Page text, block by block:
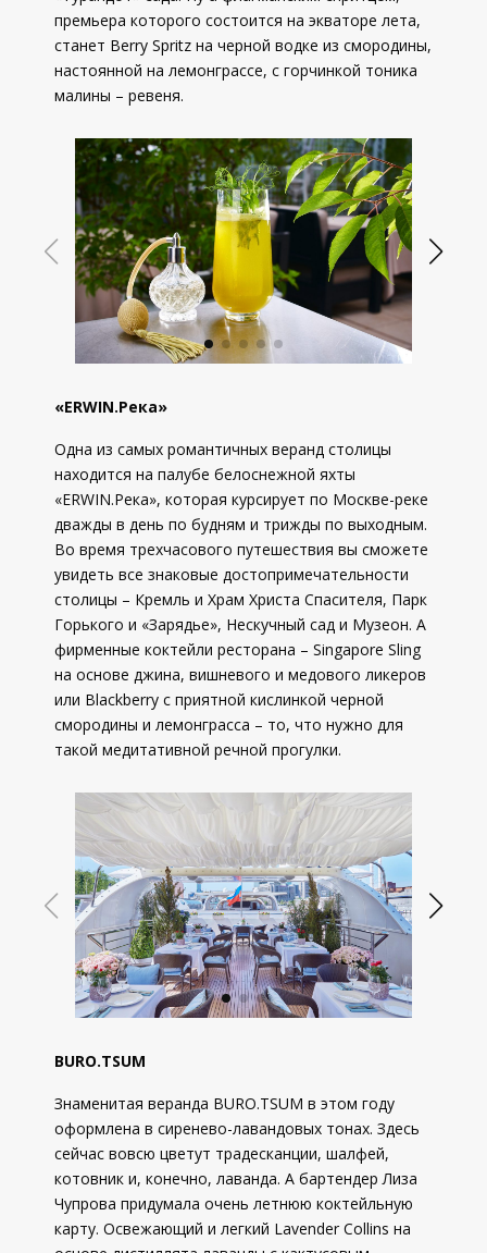
премьера которого состоится на экваторе лета,
станет Berry Spritz на черной водке из смородины,
настоянной на лемонграссе, с горчинкой тоника
малины – ревеня.
«ERWIN.Река»
Одна из самых романтичных веранд столицы
находится на палубе белоснежной яхты
«ERWIN.Река», которая курсирует по Москве-реке
дважды в день по будням и трижды по выходным.
Во время трехчасового путешествия вы сможете
увидеть все знаковые достопримечательности
столицы – Кремль и Храм Христа Спасителя, Парк
Горького и «Зарядье», Нескучный сад и Музеон. А
фирменные коктейли ресторана – Singapore Sling
на основе джина, вишневого и медового ликеров
или Blackberry с приятной кислинкой черной
смородины и лемонграсса – то, что нужно для
такой медитативной речной прогулки.
BURO.TSUM
Знаменитая веранда BURO.TSUM в этом году
оформлена в сиренево-лавандовых тонах. Здесь
сейчас вовсю цветут традесканции, шалфей,
котовник и, конечно, лаванда. А бартендер Лиза
Чупрова придумала очень летнюю коктейльную
карту. Освежающий и легкий Lavender Collins на